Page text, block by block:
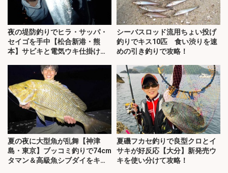
夜の堤防釣りでヒラ・サッパ・
セイゴを手中【松合新港・熊
本】サビキと電気ウキ仕掛けで
シーバスロッド流用ちょい投げ
釣りでキス10匹 食い渋りを速
めの引き釣りで攻略！
夏の夜に大型魚が乱舞【神津
島・東京】ブッコミ釣りで74cm
タマン＆高級魚シブダイをキャ
夏磯フカセ釣りで良型クロとイ
サキが好反応【大分】新発売ウ
キを使い分けて攻略！